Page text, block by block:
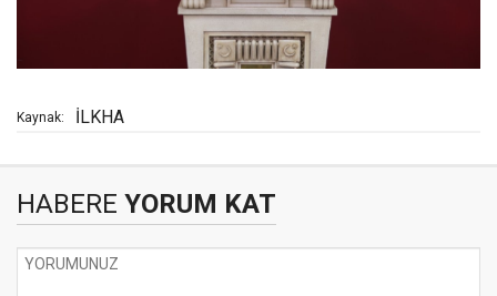
Kaynak: İLKHA
HABERE YORUM KAT